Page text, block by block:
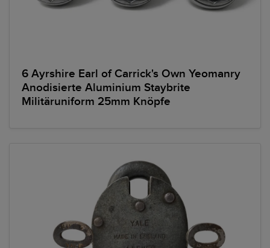
6 Ayrshire Earl of Carrick's Own Yeomanry
Anodisierte Aluminium Staybrite
Militäruniform 25mm Knöpfe